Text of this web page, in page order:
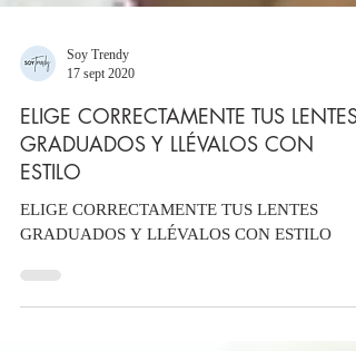
17 sept 2020
ELIGE CORRECTAMENTE TUS LENTES
GRADUADOS Y LLÉVALOS CON
ESTILO
ELIGE CORRECTAMENTE TUS LENTES
GRADUADOS Y LLÉVALOS CON ESTILO